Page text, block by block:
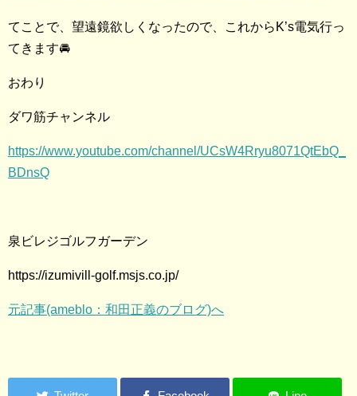
てことで、望遠鏡欲しくなったので、これからK’s電気行っ
てきます🚘
おわり
ダワ筋チャンネル
https://www.youtube.com/channel/UCsW4Rryu8071QtEbQ_
BDnsQ
泉ビレジゴルフガーデン
https://izumivill-golf.msjs.co.jp/
元記事(ameblo：和田正義のブログ)へ